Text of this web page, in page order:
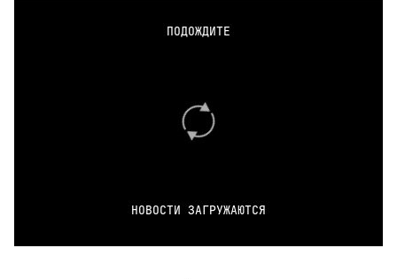
ПОДОЖДИТЕ
НОВОСТИ ЗАГРУЖАЮТСЯ